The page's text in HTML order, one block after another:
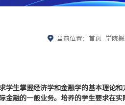
当前位置： 首页-学院
学生掌握经济学和金融学的基本理论和
金融的一般业务。培养的学生要求在实